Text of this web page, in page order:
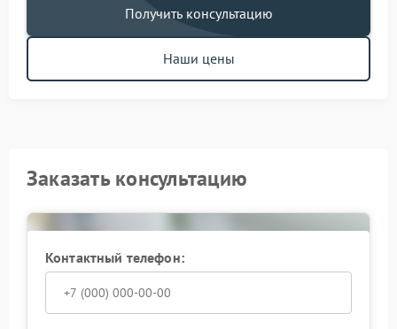
Получить консультацию
Наши цены
Заказать консультацию
Контактный телефон: